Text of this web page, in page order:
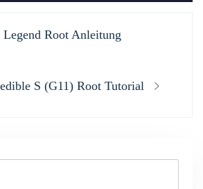
Root Anleitung
S (G11) Root Tutorial